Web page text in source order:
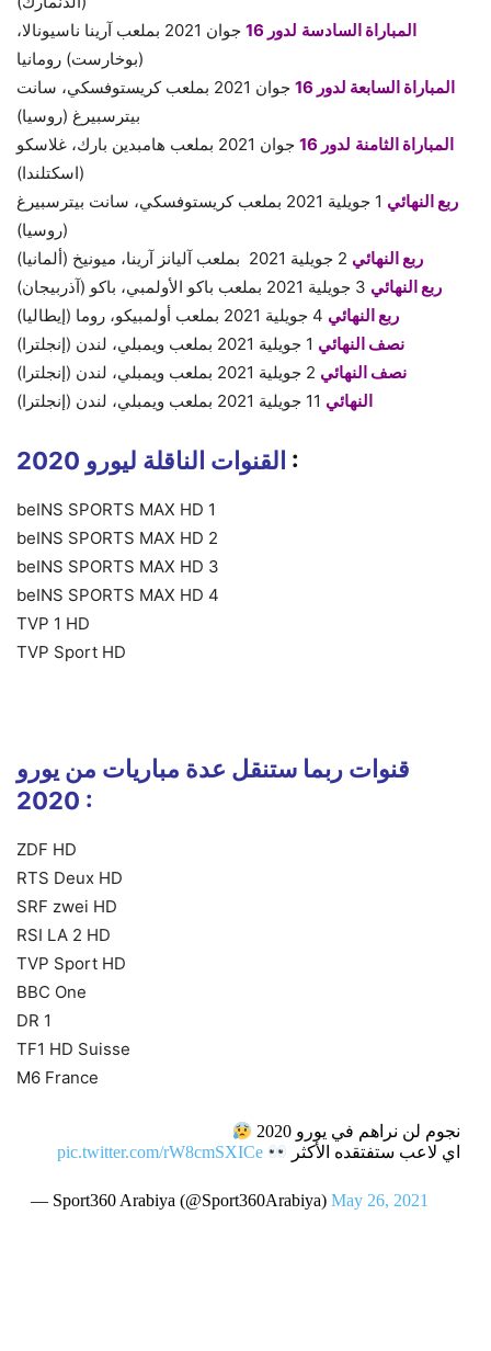
المباراة السادسة لدور 16
جوان 2021 بملعب آرينا ناسيونالا،
(بوخارست) رومانيا
المباراة السابعة لدور 16
جوان 2021 بملعب كريستوفسكي، سانت
بيترسبيرغ (روسيا)
المباراة الثامنة لدور 16
جوان 2021 بملعب هامبدين بارك، غلاسكو
(اسكتلندا)
ربع النهائي
1 جويلية 2021 بملعب كريستوفسكي، سانت بيترسبيرغ
(روسيا)
ربع النهائي
ربع النهائي
ربع النهائي
نصف النهائي
نصف النهائي
النهائي
القنوات الناقلة ليورو 2020 :
beINS SPORTS MAX HD 1
beINS SPORTS MAX HD 2
beINS SPORTS MAX HD 3
beINS SPORTS MAX HD 4
TVP 1 HD
TVP Sport HD
قنوات ربما ستنقل عدة مباريات من يورو
2020 :
ZDF HD
RTS Deux HD
SRF zwei HD
RSI LA 2 HD
TVP Sport HD
BBC One
DR 1
TF1 HD Suisse
M6 France
نجوم لن نراهم في يورو 2020
اي لاعب ستفتقده الأكثر
pic.twitter.com/rW8cmSXICe
— Sport360 Arabiya (@Sport360Arabiya) May 26, 2021